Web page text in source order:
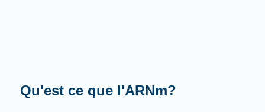
Que fait-il?